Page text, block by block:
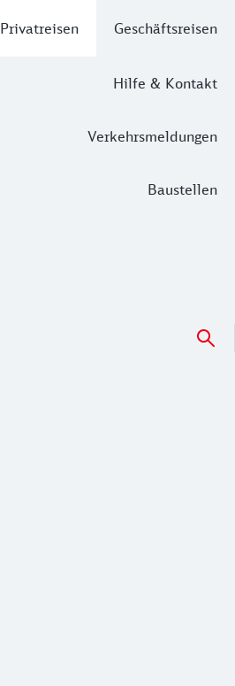
Privatreisen Geschäftsreisen
Hilfe & Kontakt
Verkehrsmeldungen
Baustellen